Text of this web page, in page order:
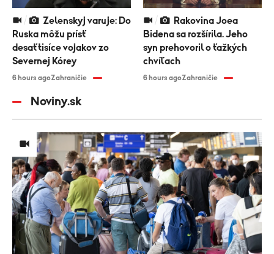
Ruska môžu prísť
desaťtisíce vojakov zo
Severnej Kórey
6 hours agoZahraničie
Bidena sa rozšírila. Jeho
syn prehovoril o ťažkých
chvíľach
6 hours agoZahraničie
Noviny.sk